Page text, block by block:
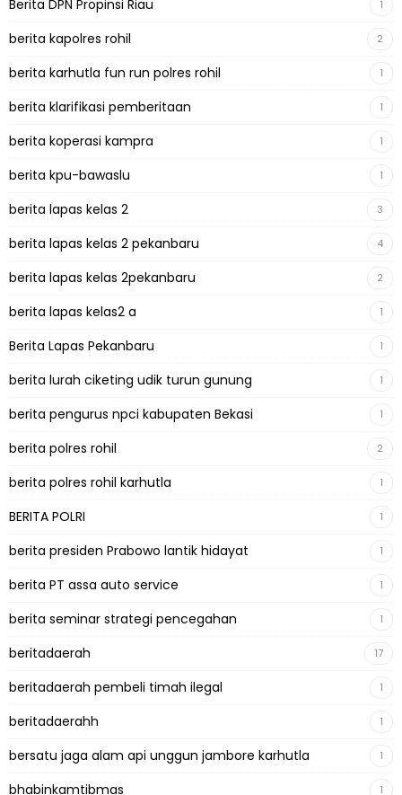
Berita DPN Propinsi Riau 1
berita kapolres rohil 2
berita karhutla fun run polres rohil 1
berita klarifikasi pemberitaan 1
berita koperasi kampra 1
berita kpu-bawaslu 1
berita lapas kelas 2 3
berita lapas kelas 2 pekanbaru 4
berita lapas kelas 2pekanbaru 2
berita lapas kelas2 a 1
Berita Lapas Pekanbaru 1
berita lurah ciketing udik turun gunung 1
berita pengurus npci kabupaten Bekasi 1
berita polres rohil 2
berita polres rohil karhutla 1
BERITA POLRI 1
berita presiden Prabowo lantik hidayat 1
berita PT assa auto service 1
berita seminar strategi pencegahan 1
beritadaerah 17
beritadaerah pembeli timah ilegal 1
beritadaerahh 1
bersatu jaga alam api unggun jambore karhutla 1
bhabinkamtibmas 1